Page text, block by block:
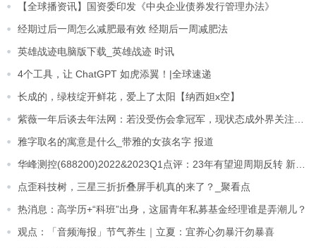
【全球播资讯】国资委印发《中央企业债券发行管理办法》
经期过后一周怎么减肥最有效 经期后一周减肥法
英雄战迹电脑版下载_英雄战迹 时讯
4个工具，让 ChatGPT 如虎添翼！|全球速递
长成的，绿枝绽开鲜花，爱上了太阳【纳西妲x空】
雅字取名的寓意是什么_带雅的女孩名字 报道
点歪科技树，三星三折折叠屏手机真的来了？_聚看点
热消息：高学历+“科班”出身，这届青年私募基金经理谁是弄潮儿？
观点：「音频海报」节气养生｜立夏：宜养心勿暴汗勿暴喜